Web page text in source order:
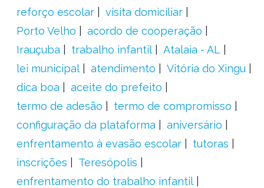
reforço escolar
visita domiciliar
Porto Velho
acordo de cooperação
Irauçuba
trabalho infantil
Atalaia - AL
lei municipal
atendimento
Vitória do Xingu
dica boa
aceite do prefeito
termo de adesão
termo de compromisso
configuração da plataforma
aniversário
enfrentamento à evasão escolar
tutoras
inscrições
Teresópolis
enfrentamento do trabalho infantil